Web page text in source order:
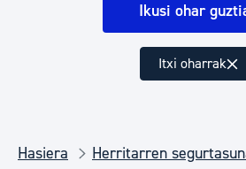
Ikusi ohar
Itxi oharrak
Hasiera
Herritarren